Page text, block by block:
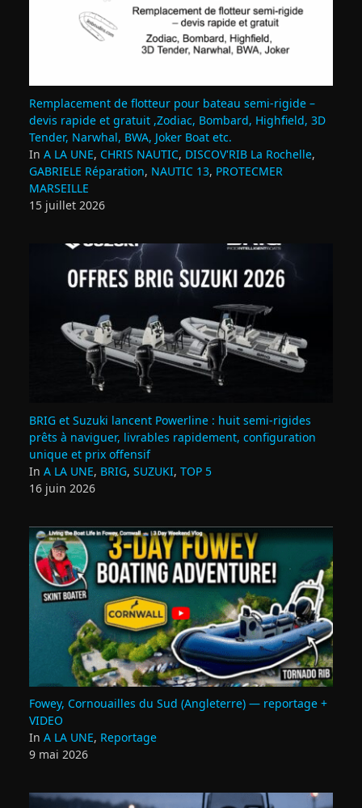
Remplacement de flotteur pour bateau semi‑rigide –
devis rapide et gratuit ,Zodiac, Bombard, Highfield, 3D
Tender, Narwhal, BWA, Joker Boat etc.
In A LA UNE, CHRIS NAUTIC, DISCOV'RIB La Rochelle,
GABRIELE Réparation, NAUTIC 13, PROTECMER
MARSEILLE
15 juillet 2026
BRIG et Suzuki lancent Powerline : huit semi‑rigides
prêts à naviguer, livrables rapidement, configuration
unique et prix offensif
In A LA UNE, BRIG, SUZUKI, TOP 5
16 juin 2026
Fowey, Cornouailles du Sud (Angleterre) — reportage +
VIDEO
In A LA UNE, Reportage
9 mai 2026